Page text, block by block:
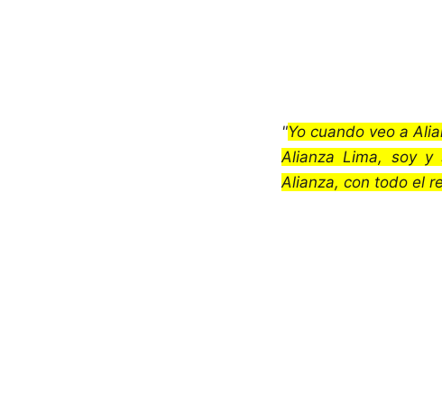
"Yo cuando veo a
Alianza Lima, soy
Alianza, con todo el